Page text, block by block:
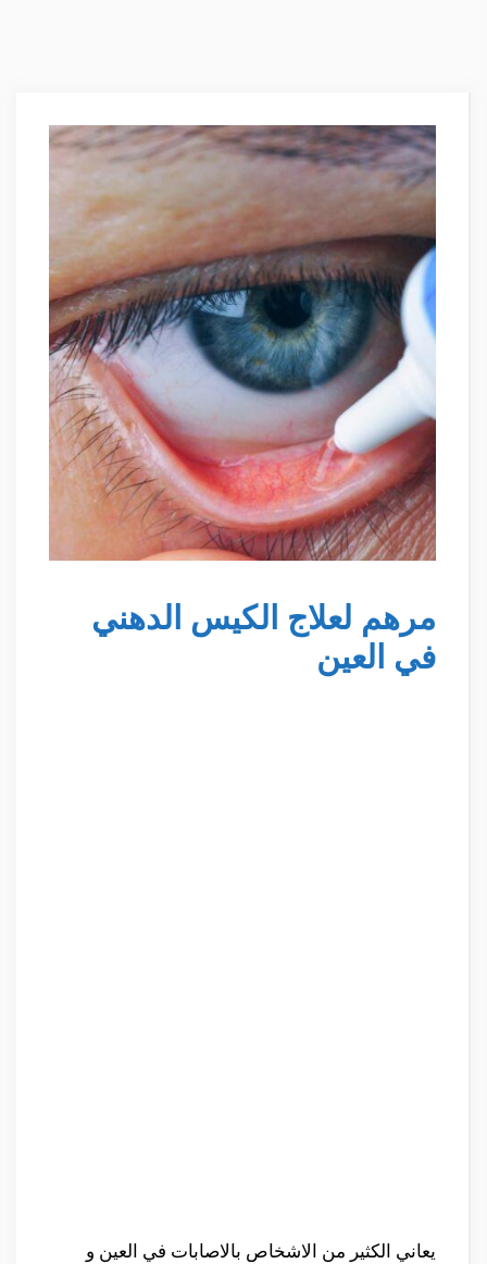
مرهم لعلاج الكيس الدهني
في العين
يعاني الكثير من الاشخاص بالاصابات في العين و